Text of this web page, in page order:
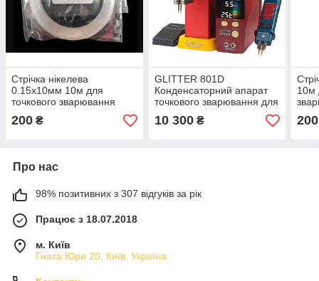
Стрічка нікелева
0.15x10мм 10м для
точкового зварювання
акумуляторів
200 ₴
GLITTER 801D
Конденсаторний апарат
точкового зварювання для
акумуляторів 18650,
2500A, 14.5кВт (до 0.3 мм
10 300₴
10м
200
Про нас
98% позитивних з 307 відгуків за рік
Працює з 18.07.2018
м. Київ
Гната Юри 20, Київ, Україна